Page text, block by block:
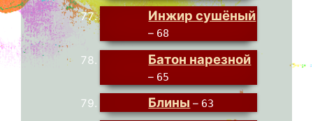
Инжир сушёный
– 68
Батон нарезной
– 65
Блины – 63